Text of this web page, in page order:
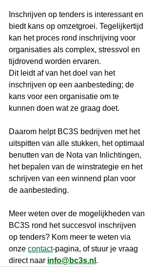
Inschrijven op tenders is interessant en
biedt kans op omzetgroei. Tegelijkertijd
kan het proces rond inschrijving voor
organisaties als complex, stressvol en
tijdrovend worden ervaren.
Dit leidt af van het doel van het
inschrijven op een aanbesteding; de
kans voor een organisatie om te
kunnen doen wat ze graag doet.
Daarom helpt BC3S bedrijven met het
uitspitten van alle stukken, het optimaal
benutten van de Nota van Inlichtingen,
het bepalen van de winstrategie en het
schrijven van een winnend plan voor
de aanbesteding.
Meer weten over de mogelijkheden van
BC3S rond het succesvol inschrijven
op tenders? Kom meer te weten via
onze contact-pagina, of stuur je vraag
direct naar info@bc3s.nl .